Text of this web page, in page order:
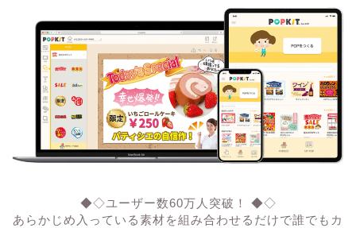
◆◇ユーザー数60万人突破！ ◆◇
あらかじめ入っている素材を組み合わせるだけで誰でもカ